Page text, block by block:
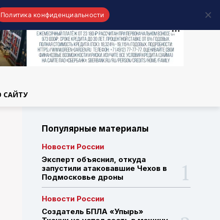
САЙТУ
Популярные материалы
Новости России
Эксперт объяснил, откуда
запустили атаковавшие Чехов в
Подмосковье дроны
Новости России
Создатель БПЛА «Упырь»
Политика конфиденциальности